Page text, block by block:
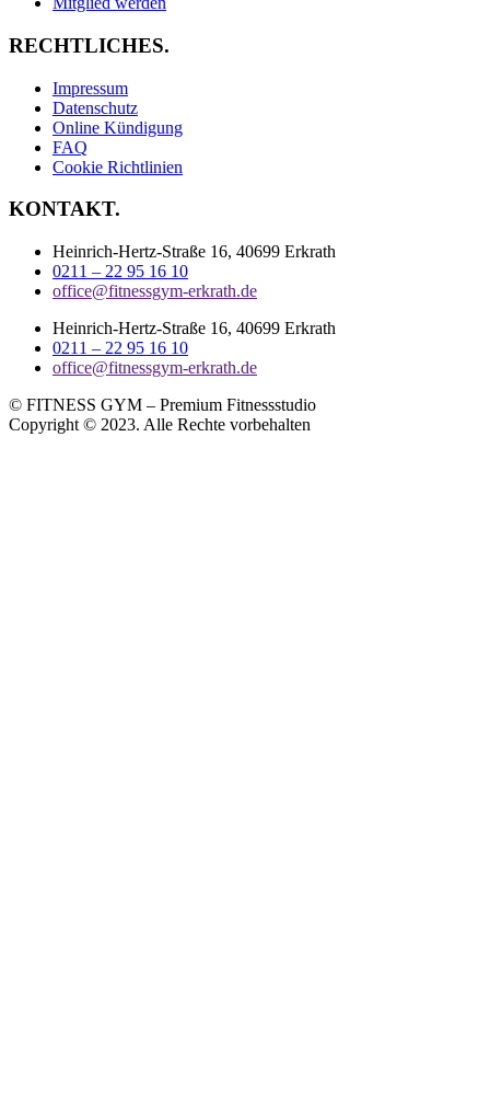
RECHTLICHES.
Impressum
Datenschutz
Online Kündigung
FAQ
Cookie Richtlinien
KONTAKT.
Heinrich-Hertz-Straße 16, 40699 Erkrath
0211 – 22 95 16 10
office@fitnessgym-erkrath.de
Heinrich-Hertz-Straße 16, 40699 Erkrath
0211 – 22 95 16 10
office@fitnessgym-erkrath.de
© FITNESS GYM – Premium Fitnessstudio
Copyright © 2023. Alle Rechte vorbehalten